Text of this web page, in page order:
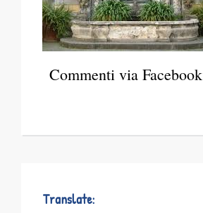
Commenti via Facebook
Translate: